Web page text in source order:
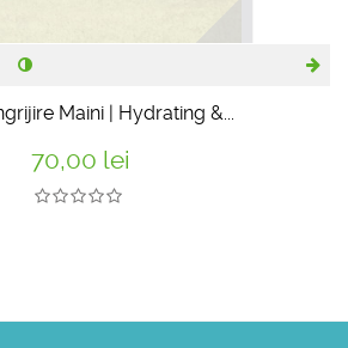
Maini | Hydrating &...
70,00 lei